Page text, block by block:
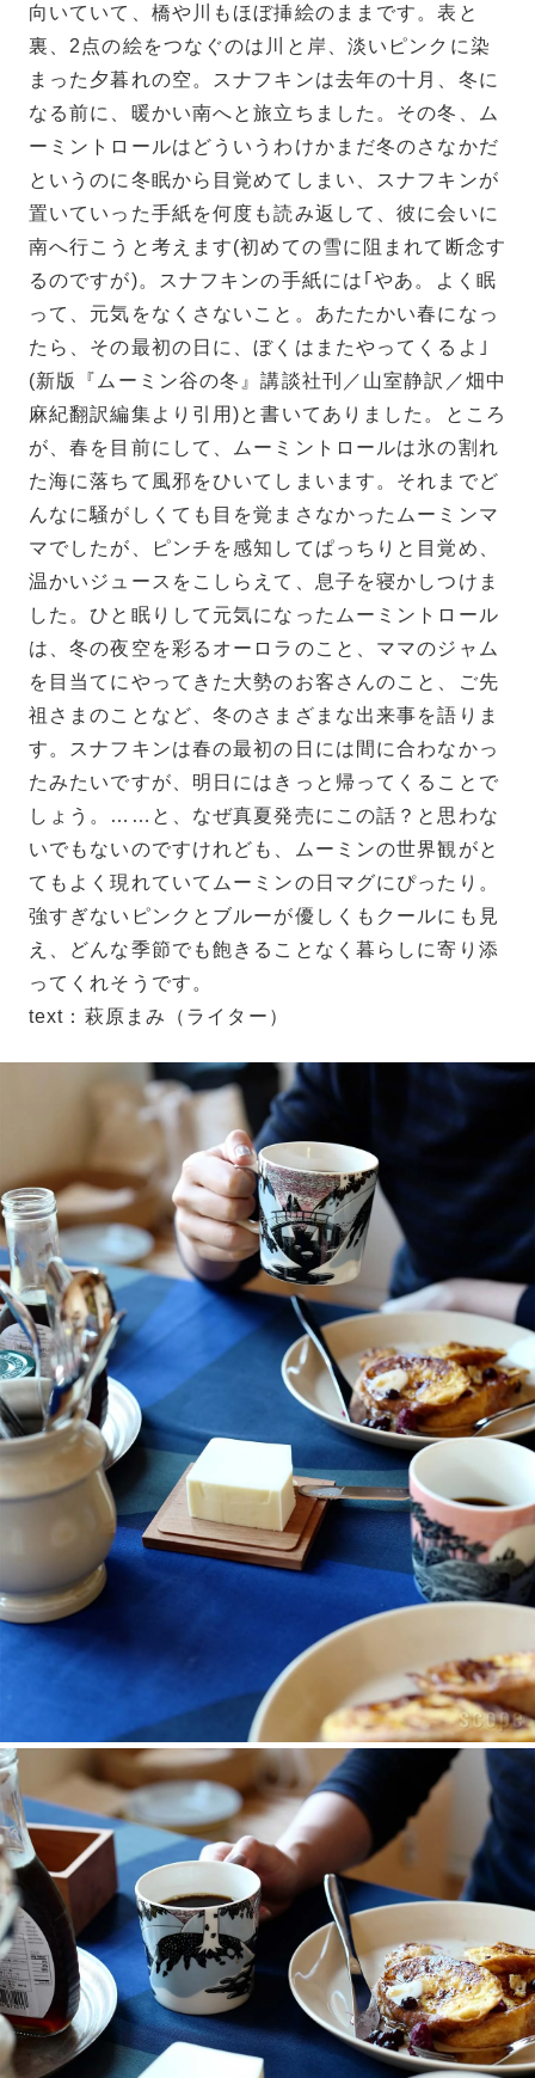
向いていて、橋や川もほぼ挿絵のままです。表と
裏、2点の絵をつなぐのは川と岸、淡いピンクに染
まった夕暮れの空。スナフキンは去年の十月、冬に
なる前に、暖かい南へと旅立ちました。その冬、ム
ーミントロールはどういうわけかまだ冬のさなかだ
というのに冬眠から目覚めてしまい、スナフキンが
置いていった手紙を何度も読み返して、彼に会いに
南へ行こうと考えます(初めての雪に阻まれて断念す
るのですが)。スナフキンの手紙には｢やあ。よく眠
って、元気をなくさないこと。あたたかい春になっ
たら、その最初の日に、ぼくはまたやってくるよ｣
(新版『ムーミン谷の冬』講談社刊／山室静訳／畑中
麻紀翻訳編集より引用)と書いてありました。ところ
が、春を目前にして、ムーミントロールは氷の割れ
た海に落ちて風邪をひいてしまいます。それまでど
んなに騒がしくても目を覚まさなかったムーミンマ
マでしたが、ピンチを感知してぱっちりと目覚め、
温かいジュースをこしらえて、息子を寝かしつけま
した。ひと眠りして元気になったムーミントロール
は、冬の夜空を彩るオーロラのこと、ママのジャム
を目当てにやってきた大勢のお客さんのこと、ご先
祖さまのことなど、冬のさまざまな出来事を語りま
す。スナフキンは春の最初の日には間に合わなかっ
たみたいですが、明日にはきっと帰ってくることで
しょう。……と、なぜ真夏発売にこの話？と思わな
いでもないのですけれども、ムーミンの世界観がと
てもよく現れていてムーミンの日マグにぴったり。
強すぎないピンクとブルーが優しくもクールにも見
え、どんな季節でも飽きることなく暮らしに寄り添
ってくれそうです。
text：萩原まみ（ライター）